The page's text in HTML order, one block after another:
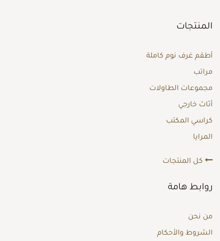
المنتجات
أطقم غرف نوم كاملة
مراتب
مجموعات الطاولات
أثاث خارجي
كراسي المكتب
المرايا
كل المنتجات
روابط هامة
من نحن
الشروط والأحكام